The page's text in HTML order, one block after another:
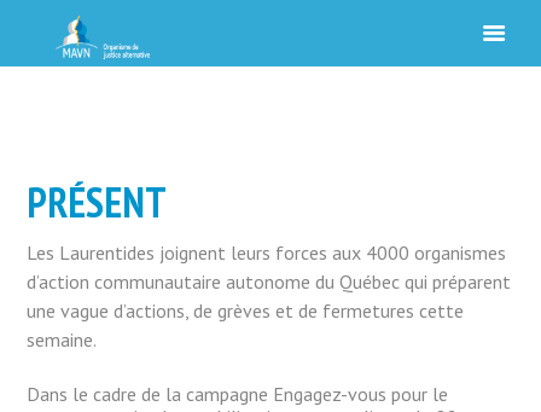
PRÉSENT
Les Laurentides joignent leurs forces aux 4000 organismes
d’action communautaire autonome du Québec qui préparent
une vague d’actions, de grèves et de fermetures cette
semaine.
Dans le cadre de la campagne Engagez-vous pour le